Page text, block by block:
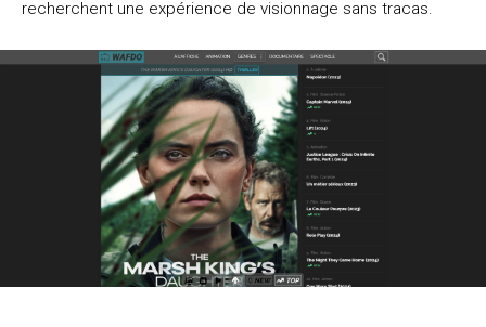
recherchent une expérience de visionnage sans tracas.